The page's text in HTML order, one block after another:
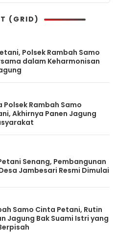
(GRID)
Polsek Rambah Samo
dalam Keharmonisan
Polsek Rambah Samo
Akhirnya Panen Jagung
Senang, Pembangunan
Jambesari Resmi Dimulai
Samo Cinta Petani, Rutin
Jagung Bak Suami Istri yang